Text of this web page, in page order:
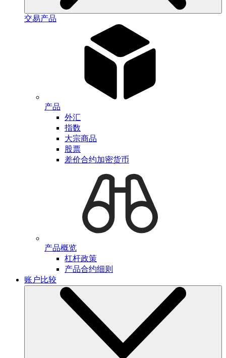
交易产品
产品
外汇
指数
大宗商品
股票
差价合约加密货币
产品概览
杠杆政策
产品合约细则
账户比较